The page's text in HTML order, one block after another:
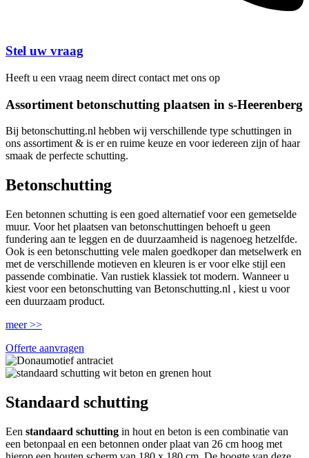
Stel uw vraag
Heeft u een vraag neem direct contact met ons op
Assortiment betonschutting plaatsen in s-Heerenberg
Bij betonschutting.nl hebben wij verschillende type schuttingen in
ons assortiment & is er en ruime keuze en voor iedereen zijn of haar
smaak de perfecte schutting.
Betonschutting
Een betonnen schutting is een goed alternatief voor een gemetselde
muur. Voor het plaatsen van betonschuttingen behoeft u geen
fundering aan te leggen en de duurzaamheid is nagenoeg hetzelfde.
Ook is een betonschutting vele malen goedkoper dan metselwerk en
met de verschillende motieven en kleuren is er voor elke stijl een
passende combinatie. Van rustiek klassiek tot modern. Wanneer u
kiest voor een betonschutting van Betonschutting.nl , kiest u voor
een duurzaam product.
meer >>
Offerte aanvragen
Standaard schutting
Een standaard schutting in hout en beton is een combinatie van
een betonpaal en een betonnen onder plaat van 26 cm hoog met